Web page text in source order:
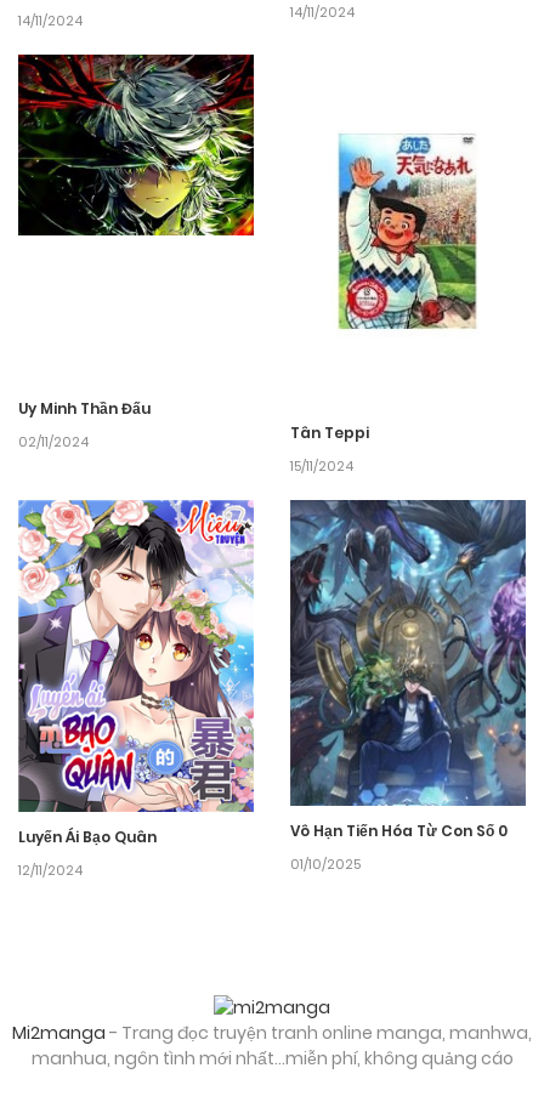
14/11/2024 14/11/2024
Uy Minh Thần Đấu
02/11/2024 Tân Teppi
15/11/2024
Luyến Ái Bạo Quân
12/11/2024
Vô Hạn Tiến Hóa Từ Con Số 0
01/10/2025
Mi2manga - Trang đọc truyện tranh online manga, manhwa,
manhua, ngôn tình mới nhất...miễn phí, không quảng cáo